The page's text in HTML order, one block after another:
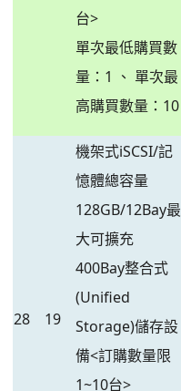
台>
單次最低購買數
量：1 、 單次最
高購買數量：10
28 19
機架式iSCSI/記
憶體總容量
128GB/12Bay最
大可擴充
400Bay整合式
(Unified
Storage)儲存設
備<訂購數量限
1~10台>